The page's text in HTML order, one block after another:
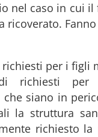
nel caso in cui il
ricoverato.
richiesti per i figli
richiesti per
che siano in
la struttura
richiesto la